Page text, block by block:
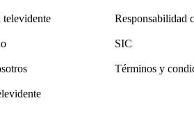
televidente Responsabilidad
SIC
Términos y